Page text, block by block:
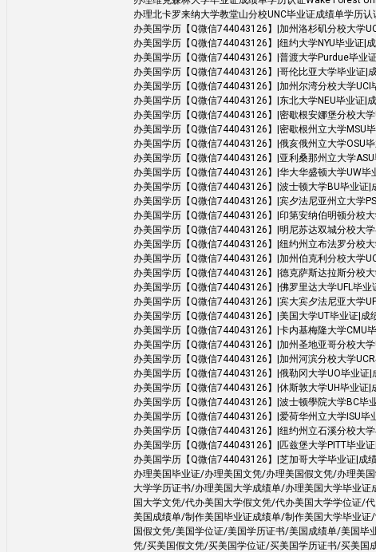
办理北卡罗来纳大学教堂山分校UNC毕业证成绩单学历
办美国学历【Q微信744043126】|加州洛杉矶分校大学
办美国学历【Q微信744043126】|纽约大学NYU毕业证|
办美国学历【Q微信744043126】|普渡大学Purdue毕业
办美国学历【Q微信744043126】|哥伦比亚大学毕业证|
办美国学历【Q微信744043126】|加州尔湾分校大学
办美国学历【Q微信744043126】|东北大学NEU毕业证|
办美国学历【Q微信744043126】|密歇根安娜堡分校大
办美国学历【Q微信744043126】|密歇根州立大学MSU
办美国学历【Q微信744043126】|俄亥俄州立大学OSU
办美国学历【Q微信744043126】|亚利桑那州立大学
办美国学历【Q微信744043126】|华大华盛顿大学UW
办美国学历【Q微信744043126】|波士顿大学BU毕业证
办美国学历【Q微信744043126】|宾夕法尼亚州立大学
办美国学历【Q微信744043126】|印第安纳伯明顿分校
办美国学历【Q微信744043126】|明尼苏达双城分校大
办美国学历【Q微信744043126】|纽约州立布法罗分校
办美国学历【Q微信744043126】|加州伯克利分校大学
办美国学历【Q微信744043126】|德克萨斯达拉斯分校
办美国学历【Q微信744043126】|佛罗里达大学UFL毕
办美国学历【Q微信744043126】|宾大宾夕法尼亚大学
办美国学历【Q微信744043126】|美国大学UT毕业证|
办美国学历【Q微信744043126】|卡内基梅隆大学CMU
办美国学历【Q微信744043126】|加州圣地亚哥分校大
办美国学历【Q微信744043126】|加州河滨分校大学
办美国学历【Q微信744043126】|俄勒冈大学UO毕业证
办美国学历【Q微信744043126】|休斯敦大学UH毕业证
办美国学历【Q微信744043126】|波士顿學院大学BC毕
办美国学历【Q微信744043126】|爱荷华州立大学ISU
办美国学历【Q微信744043126】|纽约州立石溪分校大
办美国学历【Q微信744043126】|匹兹堡大学PITT毕业
办美国学历【Q微信744043126】|芝加哥大学毕业证|成
办理美国毕业证/办理美国文凭/办理美国假文凭/办理美
大学学历证书/办理美国大学成绩单/办理美国大学毕业
国大学文凭/代办美国大学假文凭/代办美国大学学位证/
美国成绩单/制作美国毕业证成绩单/制作美国大学毕业
国假文凭/美国学位证/美国学历证书/美国成绩单/美国
凭/买美国假文凭/买美国学位证/买美国学历证书/买美国